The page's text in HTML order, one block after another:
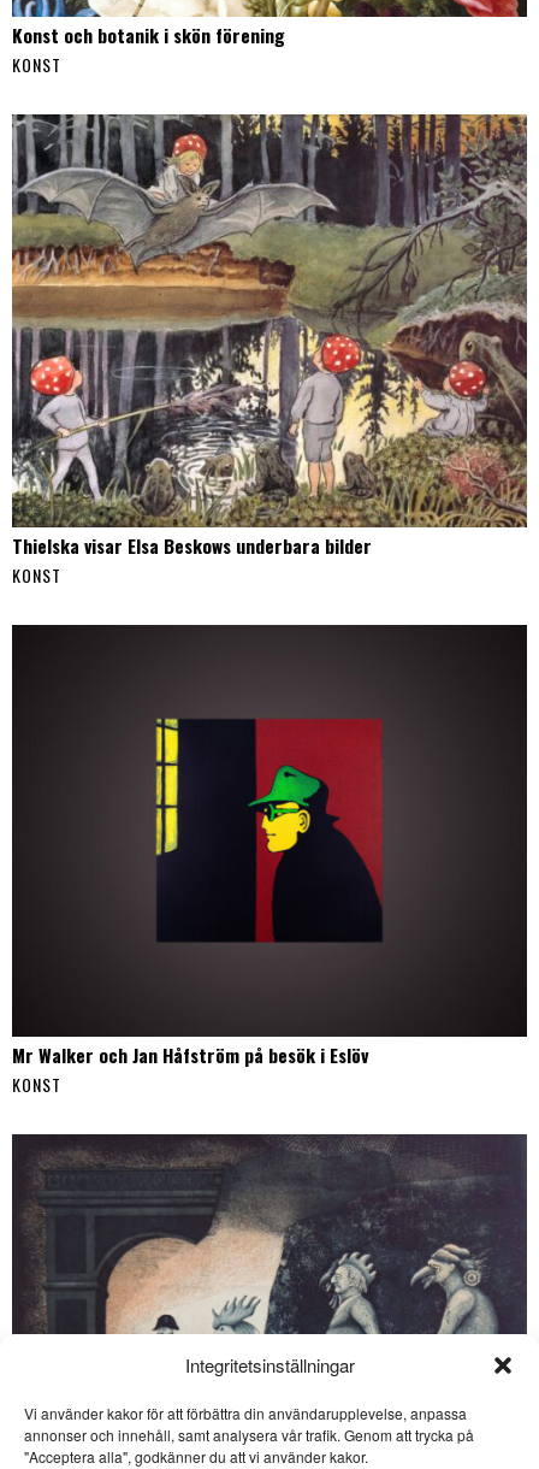
Integritetsinställningar
Vi använder kakor för att förbättra din användarupplevelse, anpassa
annonser och innehåll, samt analysera vår trafik. Genom att trycka på
"Acceptera alla", godkänner du att vi använder kakor.
Konst och botanik i skön förening
KONST
Thielska visar Elsa Beskows underbara bilder
KONST
Mr Walker och Jan Håfström på besök i Eslöv
KONST
SE ÄVEN
Ett nystartat förlag för